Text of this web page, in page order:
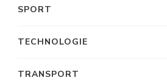
SPORT
TECHNOLOGIE
TRANSPORT